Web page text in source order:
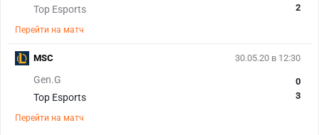
Top Esports
2
Перейти на матч
30.05.20 в 12:30
Gen.G
Top Esports
0
3
Перейти на матч
MSC